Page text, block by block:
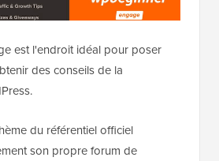
est l'endroit idéal pour poser
des conseils de la
du référentiel officiel
son propre forum de